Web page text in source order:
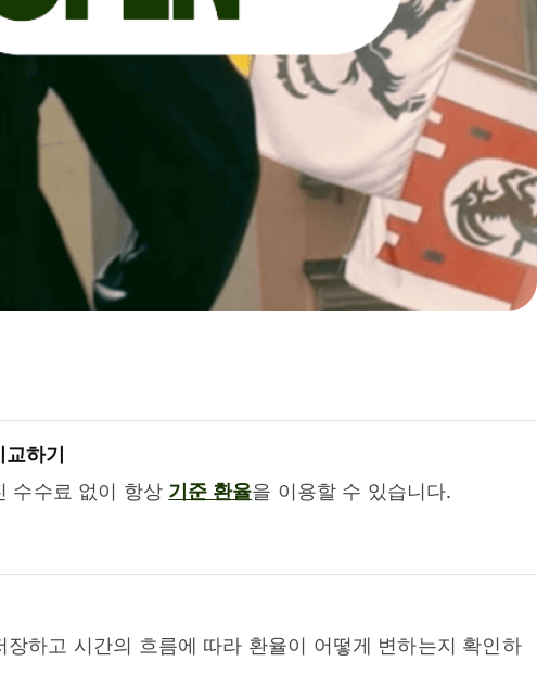
하기
수수료 없이 항상 기준 환율을 이용할 수 있습니다.
장하고 시간의 흐름에 따라 환율이 어떻게 변하는지 확인하